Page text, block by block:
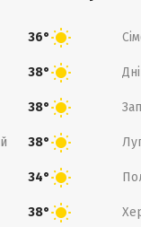
36°
38°
38°
38°
34°
38°